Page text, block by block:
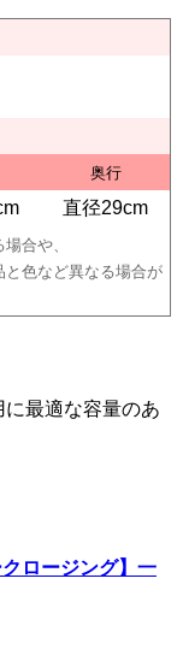
奥行
直径29cm
合や、
と色など異なる場合が
最適な容量のあ
ロージング】一